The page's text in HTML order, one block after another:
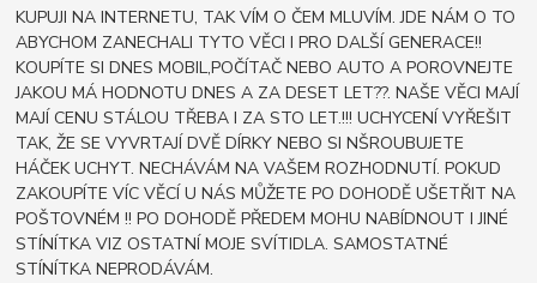
KUPUJI NA INTERNETU, TAK VÍM O ČEM MLUVÍM. JDE NÁM O TO
ABYCHOM ZANECHALI TYTO VĚCI I PRO DALŠÍ GENERACE!!
KOUPÍTE SI DNES MOBIL,POČÍTAČ NEBO AUTO A POROVNEJTE
JAKOU MÁ HODNOTU DNES A ZA DESET LET??. NAŠE VĚCI MAJÍ
MAJÍ CENU STÁLOU TŘEBA I ZA STO LET.!!! UCHYCENÍ VYŘEŠIT
TAK, ŽE SE VYVRTAJÍ DVĚ DÍRKY NEBO SI NŠROUBUJETE
HÁČEK UCHYT. NECHÁVÁM NA VAŠEM ROZHODNUTÍ. POKUD
ZAKOUPÍTE VÍC VĚCÍ U NÁS MŮŽETE PO DOHODĚ UŠETŘIT NA
POŠTOVNÉM !! PO DOHODĚ PŘEDEM MOHU NABÍDNOUT I JINÉ
STÍNÍTKA VIZ OSTATNÍ MOJE SVÍTIDLA. SAMOSTATNÉ
STÍNÍTKA NEPRODÁVÁM.